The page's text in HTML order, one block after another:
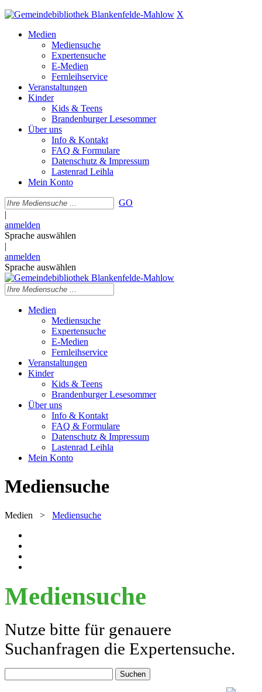
X
Medien
Mediensuche
Expertensuche
E-Medien
Fernleihservice
Veranstaltungen
Kinder
Kids & Teens
Brandenburger Lesesommer
Über uns
Info & Kontakt
FAQ & Formulare
Datenschutz & Impressum
Lastenrad Leihla
Mein Konto
GO
|
anmelden
Sprache auswählen
|
anmelden
Sprache auswählen
Medien
Mediensuche
Expertensuche
E-Medien
Fernleihservice
Veranstaltungen
Kinder
Kids & Teens
Brandenburger Lesesommer
Über uns
Info & Kontakt
FAQ & Formulare
Datenschutz & Impressum
Lastenrad Leihla
Mein Konto
Mediensuche
Medien > Mediensuche
Mediensuche
Nutze bitte für genauere
Suchanfragen die Expertensuche.